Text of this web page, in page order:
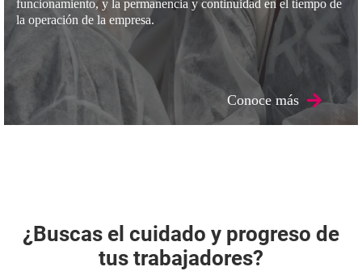
funcionamiento, y la permanencia y continuidad en el tiempo de
la operación de la empresa.
Conoce más
¿Buscas el cuidado y progreso de
tus trabajadores?